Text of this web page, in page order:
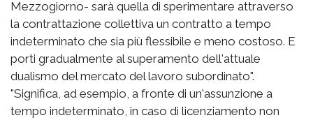
Mezzogiorno- sarà quella di sperimentare attraverso
la contrattazione collettiva un contratto a tempo
indeterminato che sia più flessibile e meno costoso. E
porti gradualmente al superamento dell'attuale
dualismo del mercato del lavoro subordinato".
"Significa, ad esempio, a fronte di un'assunzione a
tempo indeterminato, in caso di licenziamento non